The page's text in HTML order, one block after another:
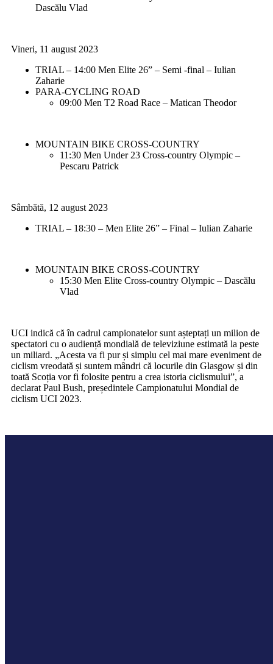
Dascălu Vlad
Vineri, 11 august 2023
TRIAL – 14:00 Men Elite 26” – Semi -final – Iulian
Zaharie
PARA-CYCLING ROAD
09:00 Men T2 Road Race – Matican Theodor
MOUNTAIN BIKE CROSS-COUNTRY
11:30 Men Under 23 Cross-country Olympic –
Pescaru Patrick
Sâmbătă, 12 august 2023
TRIAL – 18:30 – Men Elite 26” – Final – Iulian Zaharie
MOUNTAIN BIKE CROSS-COUNTRY
15:30 Men Elite Cross-country Olympic – Dascălu
Vlad
UCI indică că în cadrul campionatelor sunt așteptați un milion de
spectatori cu o audiență mondială de televiziune estimată la peste
un miliard. „Acesta va fi pur și simplu cel mai mare eveniment de
ciclism vreodată și suntem mândri că locurile din Glasgow și din
toată Scoția vor fi folosite pentru a crea istoria ciclismului”, a
declarat Paul Bush, președintele Campionatului Mondial de
ciclism UCI 2023.